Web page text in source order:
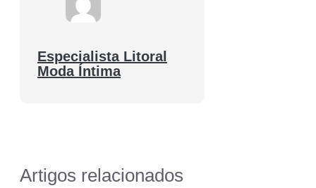
Especialista Litoral
Moda Íntima
Artigos relacionados